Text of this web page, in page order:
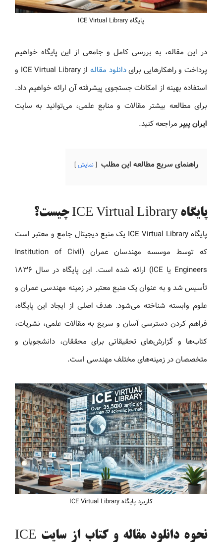
پایگاه ICE Virtual Library
در این مقاله، به بررسی کامل و جامعی از این پایگاه خواهیم
پرداخت و راهکارهایی برایدانلود مقاله
از ICE Virtual Library و
استفاده بهینه از امکانات جستجوی پیشرفته آن ارائه خواهیم داد.
برای مطالعه بیشتر مقالات و منابع علمی، می‌توانید به سایت
ایران پیپر مراجعه کنید.
راهنمای سریع مطالعه این مطلب نمایش
پایگاه ICE Virtual Library چیست؟
پایگاه ICE Virtual Library یک منبع دیجیتال جامع و معتبر است
که توسط موسسه مهندسان عمران (Institution of Civil
Engineers یا ICE) ارائه شده است. این پایگاه در سال ۱۸۳۶
تأسیس شد و به عنوان یک منبع معتبر در زمینه مهندسی عمران و
علوم وابسته شناخته می‌شود. هدف اصلی از ایجاد این پایگاه،
فراهم کردن دسترسی آسان و سریع به مقالات علمی، نشریات،
کتاب‌ها و گزارش‌های تحقیقاتی برای محققان، دانشجویان و
متخصصان در زمینه‌های مختلف مهندسی است.
کاربرد پایگاه ICE Virtual Library
نحوه دانلود مقاله و کتاب از سایت ICE